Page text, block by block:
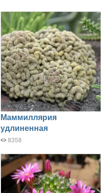
Маммиллярия
удлиненная
8358